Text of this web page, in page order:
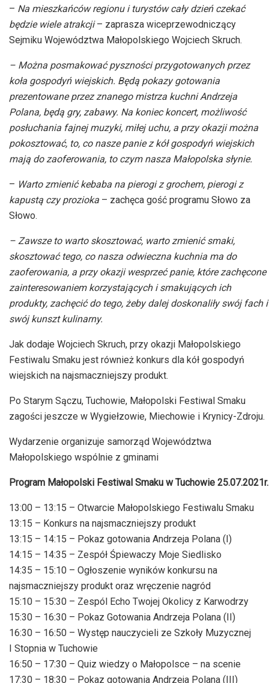
– Na mieszkańców regionu i turystów cały dzień czekać
będzie wiele atrakcji– zaprasza wiceprzewodniczący
Sejmiku Województwa Małopolskiego Wojciech Skruch.
– Można posmakować pyszności przygotowanych przez
koła gospodyń wiejskich. Będą pokazy gotowania
prezentowane przez znanego mistrza kuchni Andrzeja
Polana, będą gry, zabawy. Na koniec koncert, możliwość
posłuchania fajnej muzyki, miłej uchu, a przy okazji można
pokosztować, to, co nasze panie z kół gospodyń wiejskich
mają do zaoferowania, to czym nasza Małopolska słynie.
– Warto zmienić kebaba na pierogi z grochem, pierogi z
kapustą czy prozioka – zachęca gość programu Słowo za
Słowo.
– Zawsze to warto skosztować, warto zmienić smaki,
skosztować tego, co nasza odwieczna kuchnia ma do
zaoferowania, a przy okazji wesprzeć panie, które zachęcone
zainteresowaniem korzystających i smakujących ich
produkty, zachęcić do tego, żeby dalej doskonaliły swój fach i
swój kunszt kulinarny.
Jak dodaje Wojciech Skruch, przy okazji Małopolskiego
Festiwalu Smaku jest również konkurs dla kół gospodyń
wiejskich na najsmaczniejszy produkt.
Po Starym Sączu, Tuchowie, Małopolski Festiwal Smaku
zagości jeszcze w Wygiełzowie, Miechowie i Krynicy-Zdroju.
Wydarzenie organizuje samorząd Województwa
Małopolskiego wspólnie z gminami
Program Małopolski Festiwal Smaku w Tuchowie 25.07.2021r.
13:00 – 13:15 – Otwarcie Małopolskiego Festiwalu Smaku
13:15 – Konkurs na najsmaczniejszy produkt
13:15 – 14:15 – Pokaz gotowania Andrzeja Polana (I)
14:15 – 14:35 – Zespół Śpiewaczy Moje Siedlisko
14:35 – 15:10 – Ogłoszenie wyników konkursu na
najsmaczniejszy produkt oraz wręczenie nagród
15:10 – 15:30 – Zespól Echo Twojej Okolicy z Karwodrzy
15:30 – 16:30 – Pokaz Gotowania Andrzeja Polana (II)
16:30 – 16:50 – Występ nauczycieli ze Szkoły Muzycznej
I Stopnia w Tuchowie
16:50 – 17:30 – Quiz wiedzy o Małopolsce – na scenie
17:30 – 18:30 – Pokaz gotowania Andrzeja Polana (III)